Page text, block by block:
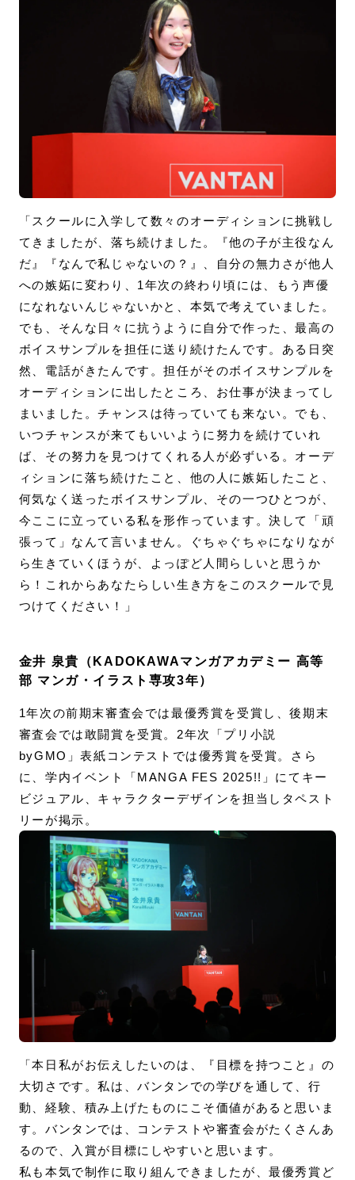
「スクールに入学して数々のオーディションに挑戦し
てきましたが、落ち続けました。『他の子が主役なん
だ』『なんで私じゃないの？』、自分の無力さが他人
への嫉妬に変わり、1年次の終わり頃には、もう声優
になれないんじゃないかと、本気で考えていました。
でも、そんな日々に抗うように自分で作った、最高の
ボイスサンプルを担任に送り続けたんです。ある日突
然、電話がきたんです。担任がそのボイスサンプルを
オーディションに出したところ、お仕事が決まってし
まいました。チャンスは待っていても来ない。でも、
いつチャンスが来てもいいように努力を続けていれ
ば、その努力を見つけてくれる人が必ずいる。オーデ
ィションに落ち続けたこと、他の人に嫉妬したこと、
何気なく送ったボイスサンプル、その一つひとつが、
今ここに立っている私を形作っています。決して「頑
張って」なんて言いません。ぐちゃぐちゃになりなが
ら生きていくほうが、よっぽど人間らしいと思うか
ら！これからあなたらしい生き方をこのスクールで見
つけてください！」
金井 泉貴（KADOKAWAマンガアカデミー 高等
部 マンガ・イラスト専攻3年）
1年次の前期末審査会では最優秀賞を受賞し、後期末
審査会では敢闘賞を受賞。2年次「プリ小説
byGMO」表紙コンテストでは優秀賞を受賞。さら
に、学内イベント「MANGA FES 2025!!」にてキー
ビジュアル、キャラクターデザインを担当しタペスト
リーが掲示。
「本日私がお伝えしたいのは、『目標を持つこと』の
大切さです。私は、バンタンでの学びを通して、行
動、経験、積み上げたものにこそ価値があると思いま
す。バンタンでは、コンテストや審査会がたくさんあ
るので、入賞が目標にしやすいと思います。
私も本気で制作に取り組んできましたが、最優秀賞ど